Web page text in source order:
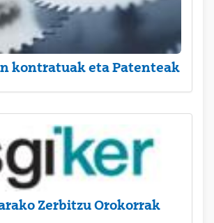
kontratuak eta Patenteak
Zerbitzu Orokorrak